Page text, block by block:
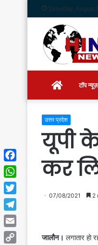
Saturday, August
Homeटॉप न्यूज़
उत्तर प्रदेश
यूपी
कर
07/08/2021 2
जालौन। लगातार हो
Facebook
WhatsApp
Twitter
Telegram
Email